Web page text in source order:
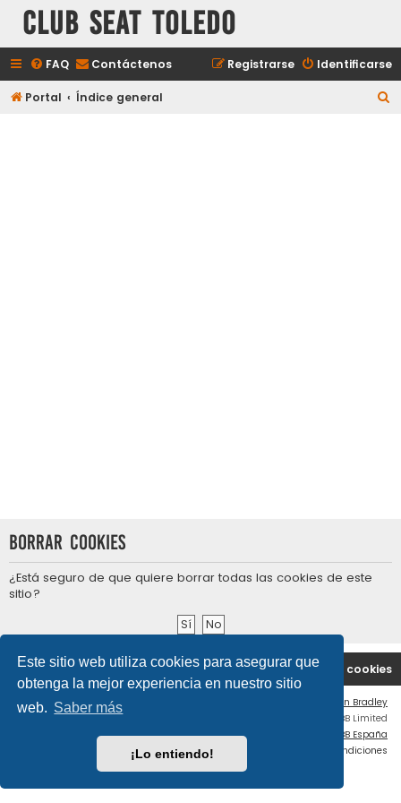
Este sitio web utiliza cookies para asegurar que
obtenga la mejor experiencia en nuestro sitio
web. Saber más
¡Lo entiendo!
Club Seat Toledo
FAQ Contáctenos Identificarse
Registrarse
Portal Índice general
Borrar cookies
¿Está seguro de que quiere borrar todas las cookies de este
sitio?
Portal Índice general Borrar cookies
Contáctenos
Ian Bradley
Desarrollado por
® Forum Software © phpBB Limited
Traducción al español por
phpBB España
Condiciones